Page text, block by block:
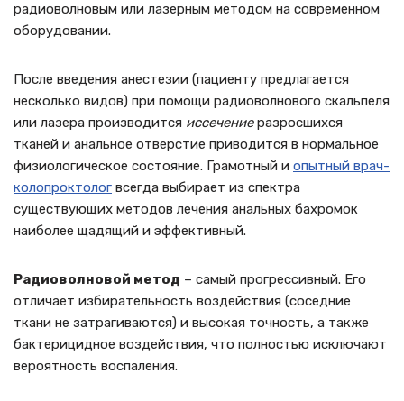
радиоволновым или лазерным методом на современном
оборудовании.
После введения анестезии (пациенту предлагается
несколько видов) при помощи радиоволнового скальпеля
или лазера производится иссечениеразросшихся
тканей и анальное отверстие приводится в нормальное
физиологическое состояние. Грамотный и опытный врач-
колопроктолог всегда выбирает из спектра
существующих методов лечения анальных бахромок
наиболее щадящий и эффективный.
Радиоволновой метод – самый прогрессивный. Его
отличает избирательность воздействия (соседние
ткани не затрагиваются) и высокая точность, а также
бактерицидное воздействия, что полностью исключают
вероятность воспаления.